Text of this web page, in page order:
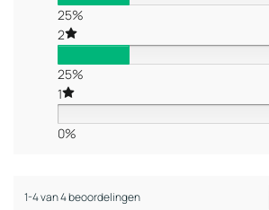
25%
2
25%
1
0%
1-4 van 4 beoordelingen